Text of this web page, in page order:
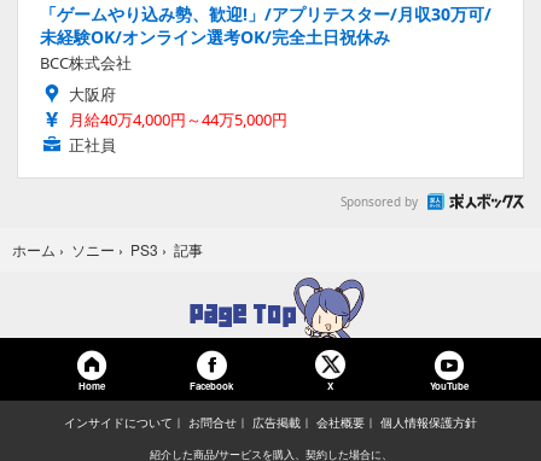
「ゲームやり込み勢、歓迎!」/アプリテスター/月収30万可/
未経験OK/オンライン選考OK/完全土日祝休み
BCC株式会社
大阪府
月給40万4,000円～44万5,000円
正社員
Sponsored by
ホーム › ソニー › PS3 › 記事
Home Facebook X YouTube
インサイドについて お問合せ 広告掲載 会社概要 個人情報保護方針
紹介した商品/サービスを購入、契約した場合に、